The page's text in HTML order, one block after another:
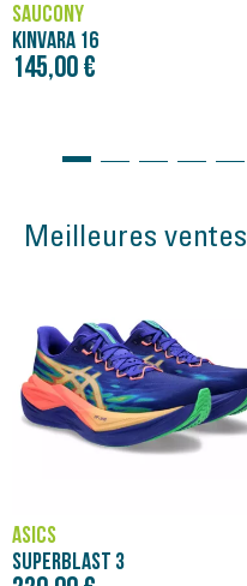
SAUCONY
KINVARA 16
145,00 €
Meilleures ventes
ASICS
SUPERBLAST 3